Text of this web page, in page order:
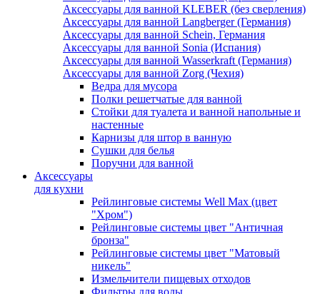
Аксессуары для ванной KLEBER (без сверления)
Аксессуары для ванной Langberger (Германия)
Аксессуары для ванной Schein, Германия
Аксессуары для ванной Sonia (Испания)
Аксессуары для ванной Wasserkraft (Германия)
Аксессуары для ванной Zorg (Чехия)
Ведра для мусора
Полки решетчатые для ванной
Стойки для туалета и ванной напольные и
настенные
Карнизы для штор в ванную
Сушки для белья
Поручни для ванной
Аксессуары
для кухни
Рейлинговые системы Well Max (цвет
"Хром")
Рейлинговые системы цвет "Античная
бронза"
Рейлинговые системы цвет "Матовый
никель"
Измельчители пищевых отходов
Фильтры для воды